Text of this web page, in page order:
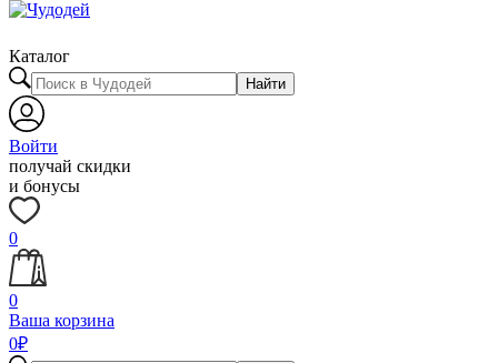
Каталог
Найти
Войти
получай скидки
и бонусы
0
0
Ваша корзина
0₽